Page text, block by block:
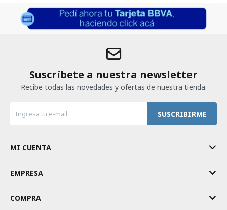
Suscríbete a nuestra newsletter
Recibe todas las novedades y ofertas de nuestra tienda.
SUSCRIBIRME
MI CUENTA
EMPRESA
COMPRA